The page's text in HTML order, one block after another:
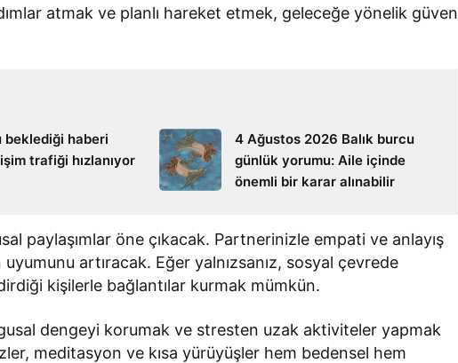
atmak ve planlı hareket etmek, geleceğe yönelik güven
beklediği haberi
trafiği hızlanıyor
4 Ağustos 2026 Balık burcu
günlük yorumu: Aile içinde
önemli bir karar alınabilir
paylaşımlar öne çıkacak. Partnerinizle empati ve anlayış
artıracak. Eğer yalnızsanız, sosyal çevrede
kişilerle bağlantılar kurmak mümkün.
dengeyi korumak ve stresten uzak aktiviteler yapmak
meditasyon ve kısa yürüyüşler hem bedensel hem